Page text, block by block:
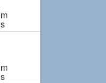
m
s
m
s